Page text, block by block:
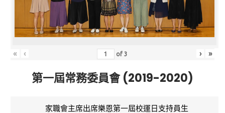
« ‹ of3 › »
第一屆常務委員會 (2019-2020)
家職會主席出席樂恩第一屆校運日支持員生